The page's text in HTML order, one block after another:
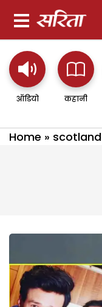
ऑडियो कहानी
Home » scotland